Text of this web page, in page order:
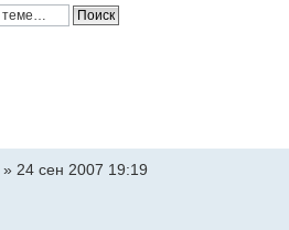
» 24 сен 2007 19:19